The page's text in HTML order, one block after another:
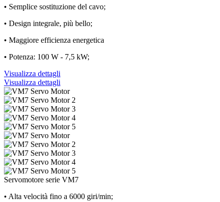
• Semplice sostituzione del cavo;
• Design integrale, più bello;
• Maggiore efficienza energetica
• Potenza: 100 W - 7,5 kW;
Visualizza dettagli
Visualizza dettagli
Servomotore serie VM7
• Alta velocità fino a 6000 giri/min;